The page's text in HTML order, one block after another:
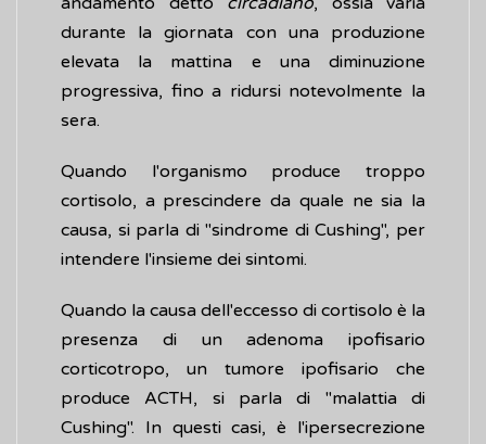
durante la giornata con una produzione
elevata la mattina e una diminuzione
progressiva, fino a ridursi notevolmente la
sera.
Quando l'organismo produce troppo
cortisolo, a prescindere da quale ne sia la
causa, si parla di "sindrome di Cushing", per
intendere l'insieme dei sintomi.
Quando la causa dell'eccesso di cortisolo è la
presenza di un adenoma ipofisario
corticotropo, un tumore ipofisario che
produce ACTH, si parla di "malattia di
Cushing". In questi casi, è l'ipersecrezione